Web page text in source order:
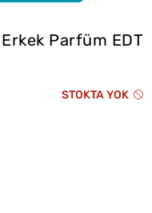
Parfüm EDT
STOKTA YOK